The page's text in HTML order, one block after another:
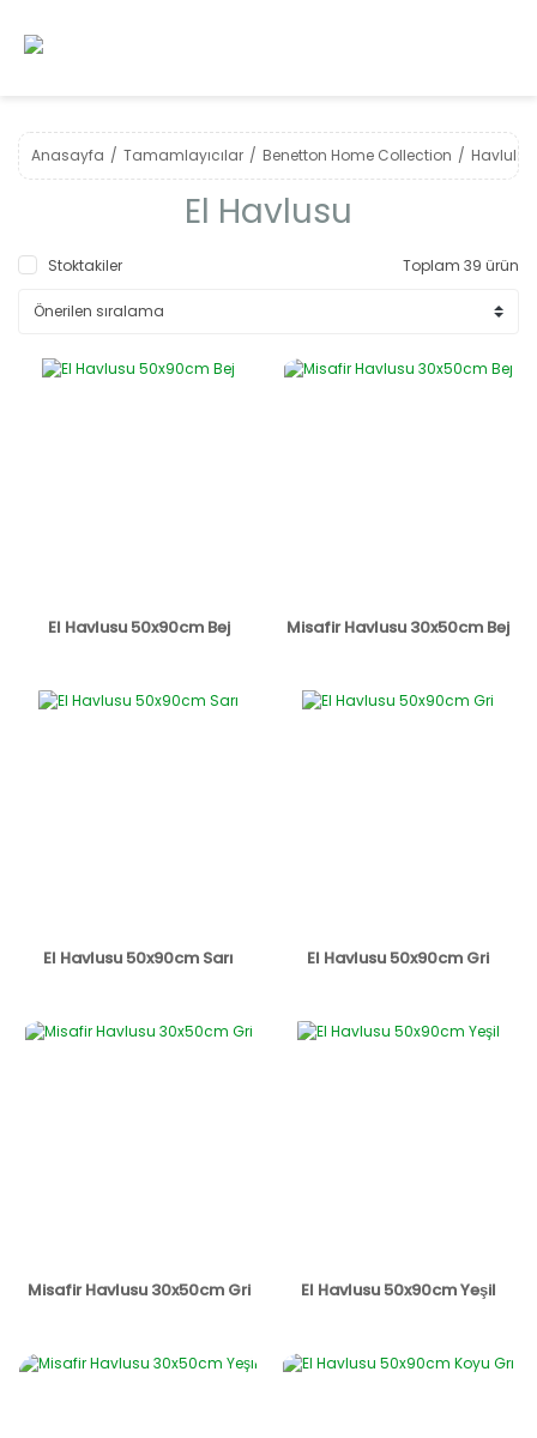
Anasayfa Tamamlayıcılar Benetton Home Collection Havlular
El Havlusu
Stoktakiler Toplam 39 ürün
El Havlusu 50x90cm Bej Misafir Havlusu 30x50cm Bej
El Havlusu 50x90cm Sarı El Havlusu 50x90cm Gri
Misafir Havlusu 30x50cm Gri El Havlusu 50x90cm Yeşil